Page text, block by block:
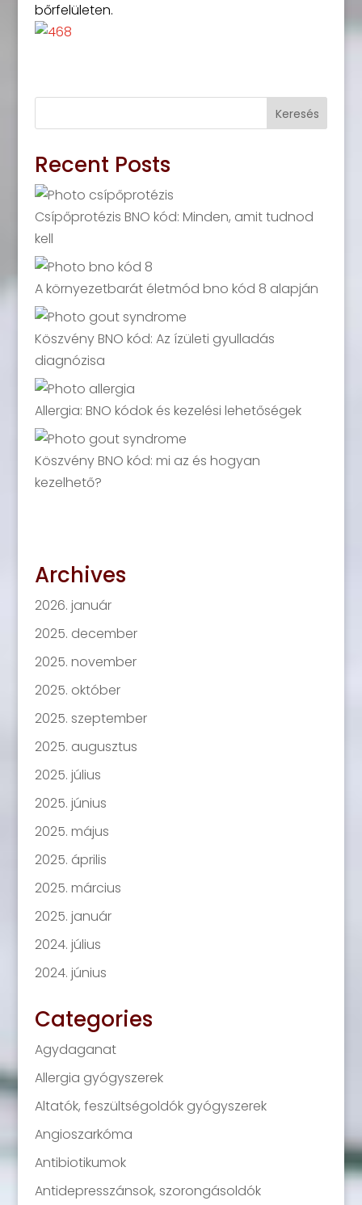
bőrfelületen.
Keresés
Recent Posts
Csípőprotézis BNO kód: Minden, amit tudnod
kell
A környezetbarát életmód bno kód 8 alapján
Köszvény BNO kód: Az ízületi gyulladás
diagnózisa
Allergia: BNO kódok és kezelési lehetőségek
Köszvény BNO kód: mi az és hogyan
kezelhető?
Archives
2026. január
2025. december
2025. november
2025. október
2025. szeptember
2025. augusztus
2025. július
2025. június
2025. május
2025. április
2025. március
2025. január
2024. július
2024. június
Categories
Agydaganat
Allergia gyógyszerek
Altatók, feszültségoldók gyógyszerek
Angioszarkóma
Antibiotikumok
Antidepresszánsok, szorongásoldók